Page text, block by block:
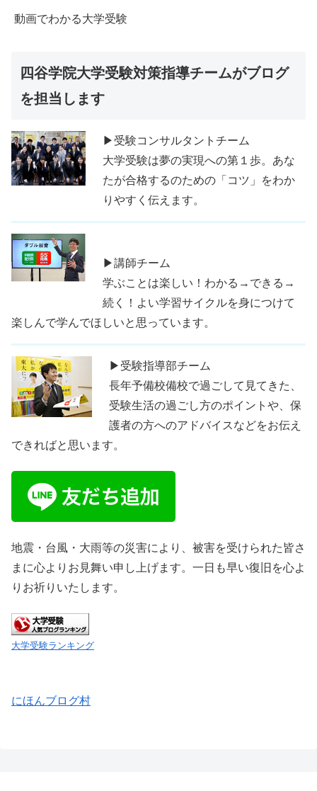
動画でわかる大学受験
四谷学院大学受験対策指導チームがブログ
を担当します
▶受験コンサルタントチーム
大学受験は夢の実現への第１歩。あな
たが合格するのための「コツ」をわか
りやすく伝えます。
▶講師チーム
学ぶことは楽しい！わかる→できる→
続く！よい学習サイクルを身につけて
楽しんで学んでほしいと思っています。
▶受験指導部チーム
長年予備校備校で過ごして見てきた、
受験生活の過ごし方のポイントや、保
護者の方へのアドバイスなどをお伝え
できればと思います。
地震・台風・大雨等の災害により、被害を受けられた皆さ
まに心よりお見舞い申し上げます。一日も早い復旧を心よ
りお祈りいたします。
大学受験ランキング
にほんブログ村